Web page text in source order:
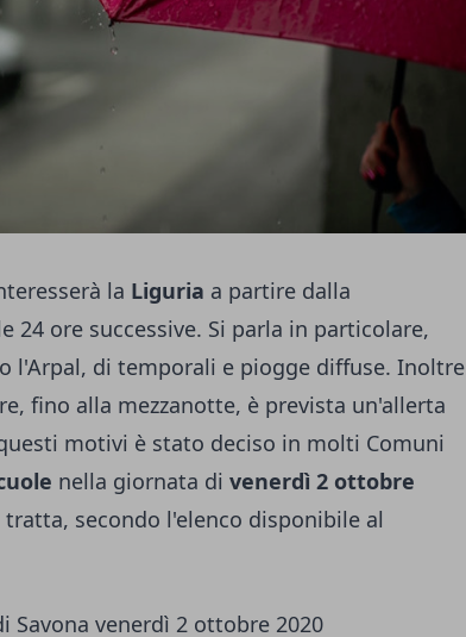
la Liguria a partire dalla
24 ore successive. Si parla in particolare,
l'Arpal, di temporali e piogge diffuse. Inoltre
fino alla mezzanotte, è prevista un'allerta
motivi è stato deciso in molti Comuni
nella giornata di venerdì 2 ottobre
secondo l'elenco disponibile al
Savona venerdì 2 ottobre 2020